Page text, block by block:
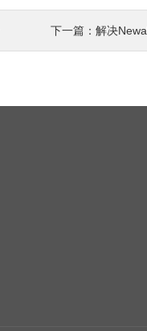
下一篇： 解决